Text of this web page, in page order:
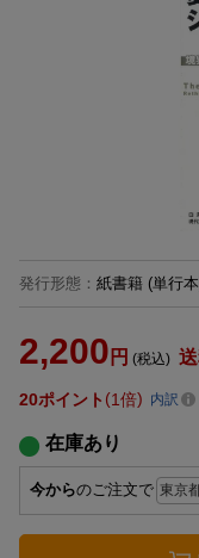
発行形態 ： 紙書籍 (単行
2,200 円 (税込)
20ポイント 1倍 内訳
在庫あり
今からのご注文で